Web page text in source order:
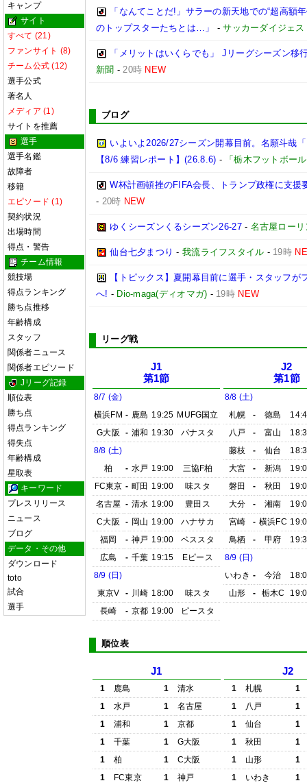
キャンプ
サイト
すべて (21)
ファンサイト (8)
チーム公式 (12)
選手公式
著名人
メディア (1)
サイトを推薦
選手
選手名鑑
故障者
移籍
エピソード (1)
契約状況
出場時間
得点・警告
チーム情報
競技場
得点ランキング
勝ち点推移
年齢構成
スタッフ
関係者ニュース
関係者エピソード
Jリーグ記録
順位表
勝ち点
得点ランキング
得失点
年齢構成
星取表
キーワード
プレスリリース
ニュース
ブログ
データ・その他
ダウンロード
toto
試合
選手
「なんてことだ!」サラーの新天地での“超高額
のトップスターたちとは…」
-サッカーダイジェ
「メリットはいくらでも」 Jリーグシーズン移
新聞 -20時 NEW
ブログ
いよいよ2026/27シーズン開幕目前。名願斗哉
【8/6 練習レポート】(26.8.6) - 「栃木フットボー
W杯計画頓挫のFIFA会長、トランプ政権に支援
- 20時 NEW
ゆくシーズンくるシーズン26-27- 名古屋ロー
仙台七夕まつり - 我流ライフスタイル - 19時
【トピックス】夏開幕目前に選手・スタッフ
へ! - Dio-maga(ディオマガ) - 19時 NEW
リーグ戦
J1
第1節
8/7 (金)
横浜FM - 鹿島 19:25 MUFG国立
G大阪
- 浦和 19:30
パナスタ
8/8 (土)
柏
- 水戸 19:00
三協F柏
FC東京 - 町田 19:00
味スタ
名古屋 - 清水 19:00
豊田ス
C大阪
- 岡山 19:00
ハナサカ
福岡
- 神戸 19:00
ベススタ
広島
- 千葉 19:15
Eピース
8/9 (日)
東京V
- 川崎 18:00
味スタ
長崎
- 京都 19:00 ピースタ
J2
第1節
8/8 (土)
札幌
- 徳島
八戸
- 富山
藤枝
- 仙台
大宮
- 新潟
磐田
- 秋田
大分
- 湘南
宮崎
- 横浜FC
鳥栖
- 甲府
8/9 (日)
いわき - 今治
山形
- 栃木C
順位表
J1
1 鹿島 1
清水
1
水戸 1
名古屋
1
浦和 1
京都
1
千葉 1
G大阪
1
柏 1
C大阪
1
FC東京 1
神戸
J2
1 札幌
1
1
八戸
1
1
仙台
1
1
秋田
1
1
山形
1
1
いわき
1